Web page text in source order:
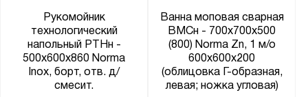
Рукомойник
технологический
напольный РТНн -
500x600x860 Norma
Inox, борт, отв. д/
смесит.
Ванна моповая сварная
ВМСн - 700x700x500
(800) Norma Zn, 1 м/о
600x600x200
(облицовка Г-образная,
левая; ножка угловая)